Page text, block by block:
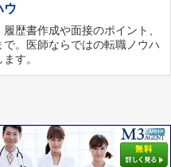
ウ
歴書作成や面接のポイント、
で。医師ならではの転職ノウハ
す。